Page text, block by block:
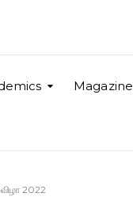
Magazine
விழா 2022